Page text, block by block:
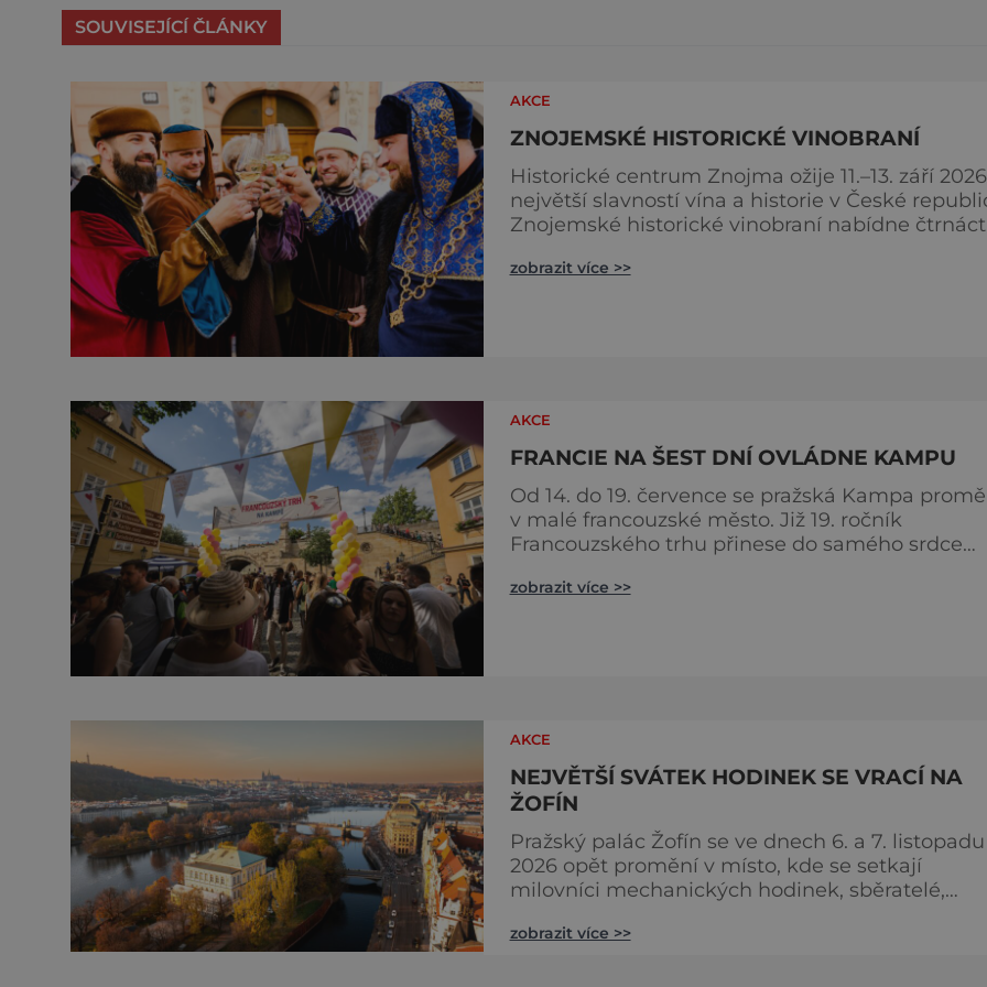
SOUVISEJÍCÍ ČLÁNKY
AKCE
ZNOJEMSKÉ HISTORICKÉ VINOBRANÍ
Historické centrum Znojma ožije 11.–13. září 2026
největší slavností vína a historie v České
Znojemské historické vinobraní nabídne čtrnáct
desítky vinařů, velkolepý historický průvod krále
zobrazit více >>
AKCE
FRANCIE NA ŠEST DNÍ OVLÁDNE KAMPU
Od 14. do 19. července se pražská Kampa
v malé francouzské město. Již 19. ročník
Francouzského trhu přinese do samého srdce
životního stylu, který si Francouzi dokázali povýšit
zobrazit více >>
AKCE
NEJVĚTŠÍ SVÁTEK HODINEK SE VRACÍ NA
ŽOFÍN
Pražský palác Žofín se ve dnech 6. a 7. listopadu
2026 opět promění v místo, kde se setkají
milovníci mechanických hodinek, sběratelé,
značek. Dvanáctý ročník veletrhu Salon
zobrazit více >>